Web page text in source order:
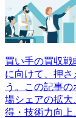
買い手の買収
に向けて、押さ
う。この記事
場シェアの拡大
得・技術力向上